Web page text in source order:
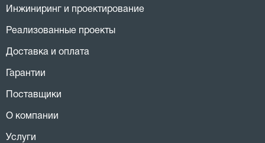
Инжиниринг и проектирование
Реализованные проекты
Доставка и оплата
Гарантии
Поставщики
О компании
Услуги